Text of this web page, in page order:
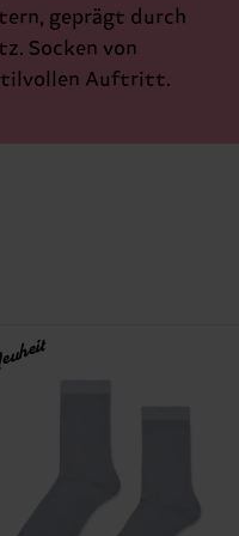
geprägt durch
Socken von
Auftritt.